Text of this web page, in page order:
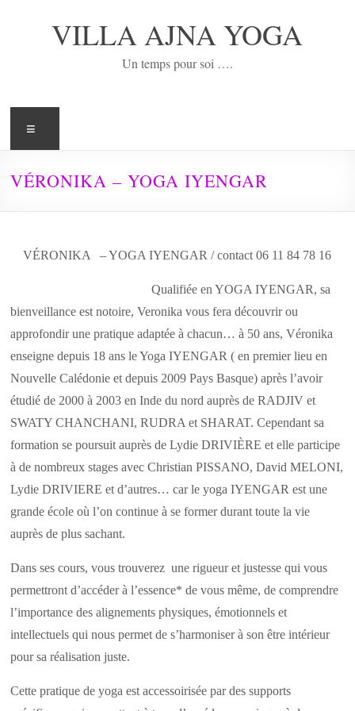
VILLA AJNA YOGA
Un temps pour soi ….
VÉRONIKA – YOGA IYENGAR
VÉRONIKA – YOGA IYENGAR / contact 06 11 84 78 16
Qualifiée en YOGA IYENGAR, sa
bienveillance est notoire, Veronika vous fera découvrir ou
approfondir une pratique adaptée à chacun… à 50 ans, Véronika
enseigne depuis 18 ans le Yoga IYENGAR ( en premier lieu en
Nouvelle Calédonie et depuis 2009 Pays Basque) après l’avoir
étudié de 2000 à 2003 en Inde du nord auprès de RADJIV et
SWATY CHANCHANI, RUDRA et SHARAT. Cependant sa
formation se poursuit auprès de Lydie DRIVIÈRE et elle participe
à de nombreux stages avec Christian PISSANO, David MELONI,
Lydie DRIVIERE et d’autres… car le yoga IYENGAR est une
grande école où l’on continue à se former durant toute la vie
auprès de plus sachant.
Dans ses cours, vous trouverez une rigueur et justesse qui vous
permettront d’accéder à l’essence* de vous même, de comprendre
l’importance des alignements physiques, émotionnels et
intellectuels qui nous permet de s’harmoniser à son être intérieur
pour sa réalisation juste.
Cette pratique de yoga est accessoirisée par des supports